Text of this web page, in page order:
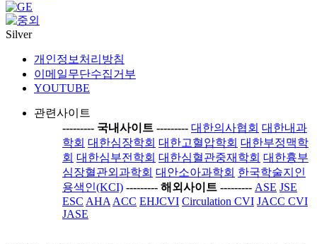
Silver
개인정보처리방침
이메일무단수집거부
YOUTUBE
관련사이트
--------- 국내사이트 --------- 대한의사협회 대한내과
학회 대한심장학회 대한고혈압학회 대한부정맥학
회 대한심부전학회 대한심혈관중재학회 대한흉부
심장혈관외과학회 대안소아과학회 한국학술지인
용색인(KCI) --------- 해외사이트 --------- ASE JSE
ESC AHA ACC EHJCVI Circulation CVI JACC CVI
JASE